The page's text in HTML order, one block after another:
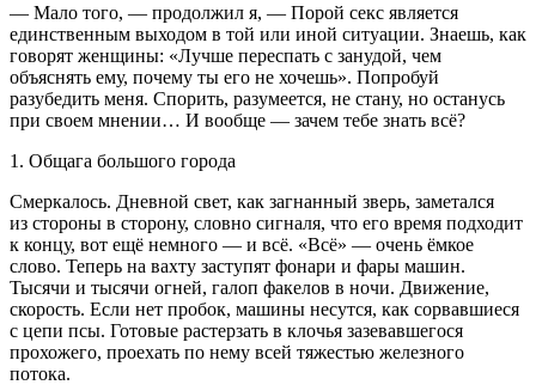
— Мало того, — продолжил я, — Порой секс является
единственным выходом в той или иной ситуации. Знаешь, как
говорят женщины: «Лучше переспать с занудой, чем
объяснять ему, почему ты его не хочешь». Попробуй
разубедить меня. Спорить, разумеется, не стану, но останусь
при своем мнении… И вообще — зачем тебе знать всё?
1. Общага большого города
Смеркалось. Дневной свет, как загнанный зверь, заметался
из стороны в сторону, словно сигналя, что его время подходит
к концу, вот ещё немного — и всё. «Всё» — очень ёмкое
слово. Теперь на вахту заступят фонари и фары машин.
Тысячи и тысячи огней, галоп факелов в ночи. Движение,
скорость. Если нет пробок, машины несутся, как сорвавшиеся
с цепи псы. Готовые растерзать в клочья зазевавшегося
прохожего, проехать по нему всей тяжестью железного
потока.